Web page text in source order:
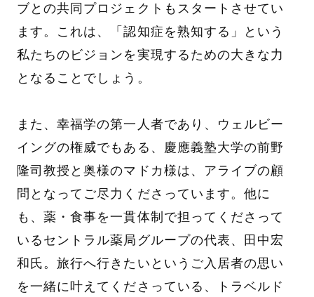
ブとの共同プロジェクトもスタートさせてい
ます。これは、「認知症を熟知する」という
私たちのビジョンを実現するための大きな力
となることでしょう。
また、幸福学の第一人者であり、ウェルビー
イングの権威でもある、慶應義塾大学の前野
隆司教授と奥様のマドカ様は、アライブの顧
問となってご尽力くださっています。他に
も、薬・食事を一貫体制で担ってくださって
いるセントラル薬局グループの代表、田中宏
和氏。旅行へ行きたいというご入居者の思い
を一緒に叶えてくださっている、トラベルド